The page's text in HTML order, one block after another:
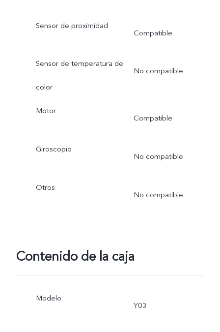
Sensor de proximidad
Compatible
Sensor de temperatura de
color
No compatible
Motor
Compatible
Giroscopio
No compatible
Otros
No compatible
Contenido de la caja
Modelo
Y03